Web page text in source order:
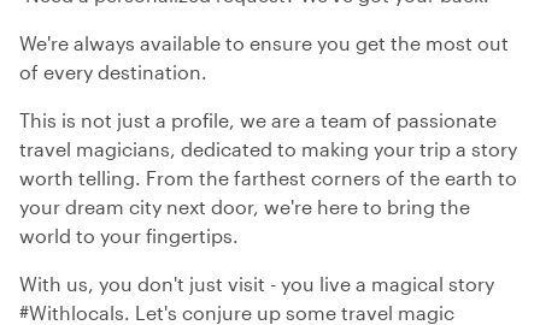
We're always available to ensure you get the most out
of every destination.
This is not just a profile, we are a team of passionate
travel magicians, dedicated to making your trip a story
worth telling. From the farthest corners of the earth to
your dream city next door, we're here to bring the
world to your fingertips.
With us, you don't just visit - you live a magical story
#Withlocals. Let's conjure up some travel magic